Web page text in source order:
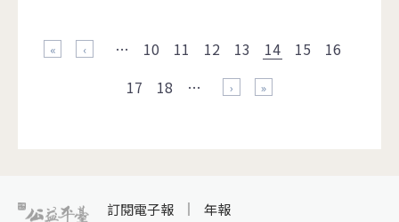
做為教學的工具，豐富學生的學習。
… 10 11 12 13 14 15
16
17
18 …
訂閱電子報
年報